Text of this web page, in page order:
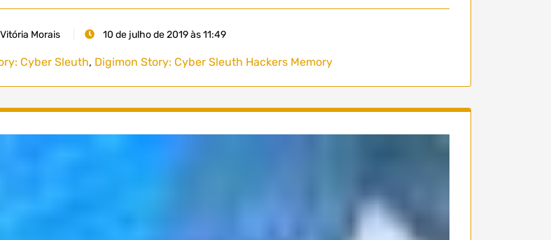
Morais 10 de julho de 2019 às 11:49
Cyber Sleuth, Digimon Story: Cyber Sleuth Hackers Memory